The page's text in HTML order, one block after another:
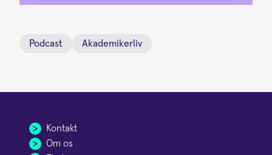
Podcast Akademikerliv
Kontakt
Om os